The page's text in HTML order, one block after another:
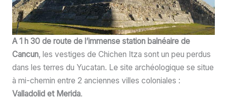
A 1 h 30 de route de l’immense station balnéaire de
Cancun, les vestiges de Chichen Itza sont un peu perdus
dans les terres du Yucatan. Le site archéologique se situe
à mi-chemin entre 2 anciennes villes coloniales :
Valladolid et Merida.